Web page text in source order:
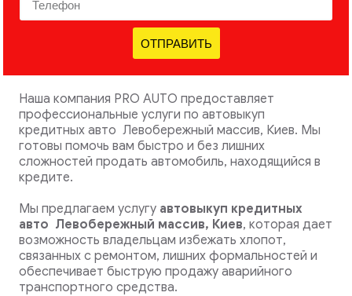
ОТПРАВИТЬ
Наша компания PRO AUTO предоставляет
профессиональные услуги по автовыкуп
кредитных авто Левобережный массив, Киев. Мы
готовы помочь вам быстро и без лишних
сложностей продать автомобиль, находящийся в
кредите.
Мы предлагаем услугу автовыкуп кредитных
авто Левобережный массив, Киев, которая дает
возможность владельцам избежать хлопот,
связанных с ремонтом, лишних формальностей и
обеспечивает быструю продажу аварийного
транспортного средства.